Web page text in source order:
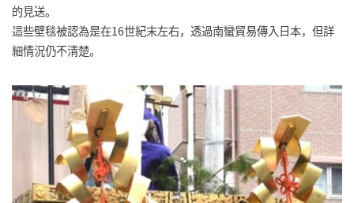
的見送。
這些壁毯被認為是在16世紀末左右，透過南蠻貿易傳入日本，但詳
細情況仍不清楚。